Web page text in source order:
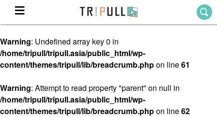
ホーム
Theme
テーマから探す
Warning: Undefined array key 0 in
/home/tripull/tripull.asia/public_html/wp-
content/themes/tripull/lib/breadcrumb.phpon line61
Warning: Attempt to read property "parent" on null in
/home/tripull/tripull.asia/public_html/wp-
content/themes/tripull/lib/breadcrumb.phpon line62